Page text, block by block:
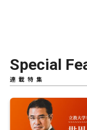
Special
連載特集